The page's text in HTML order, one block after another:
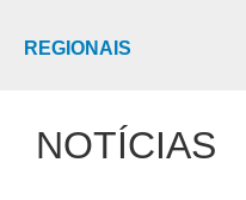
REGIONAIS
NOTÍCIAS